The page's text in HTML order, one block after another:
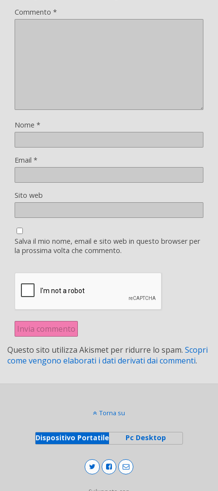
Commento *
Nome *
Email *
Sito web
Salva il mio nome, email e sito web in questo browser per
la prossima volta che commento.
Questo sito utilizza Akismet per ridurre lo spam. Scopri
come vengono elaborati i dati derivati dai commenti.
Torna su
Dispositivo Portatile Pc Desktop